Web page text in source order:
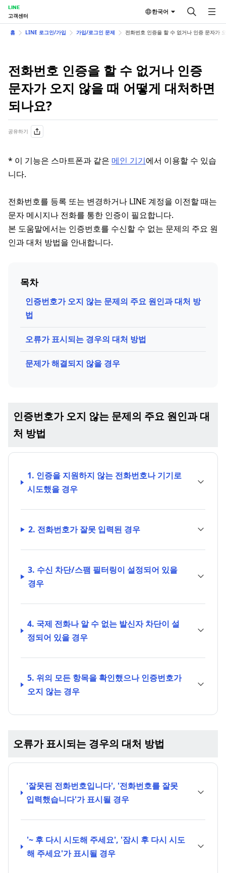
LINE
고객센터
한국어
홈 LINE 로그인/가입 가입/로그인 문제 전화번호 인증을 할 수 없거나 인증 문자가
전화번호 인증을 할 수 없거나 인증
문자가 오지 않을 때 어떻게 대처하면
되나요?
공유하기
* 이 기능은 스마트폰과 같은 메인 기기에서 이용할 수 있습
니다.
전화번호를 등록 또는 변경하거나 LINE 계정을 이전할 때는
문자 메시지나 전화를 통한 인증이 필요합니다.
본 도움말에서는 인증번호를 수신할 수 없는 문제의 주요 원
인과 대처 방법을 안내합니다.
목차
인증번호가 오지 않는 문제의 주요 원인과 대처 방
법
오류가 표시되는 경우의 대처 방법
문제가 해결되지 않을 경우
인증번호가 오지 않는 문제의 주요 원인과 대
처 방법
1. 인증을 지원하지 않는 전화번호나 기기로
시도했을 경우
2. 전화번호가 잘못 입력된 경우
3. 수신 차단/스팸 필터링이 설정되어 있을
경우
4. 국제 전화나 알 수 없는 발신자 차단이 설
정되어 있을 경우
5. 위의 모든 항목을 확인했으나 인증번호가
오지 않는 경우
오류가 표시되는 경우의 대처 방법
'잘못된 전화번호입니다', '전화번호를 잘못
입력했습니다'가 표시될 경우
'~ 후 다시 시도해 주세요', '잠시 후 다시 시도
해 주세요'가 표시될 경우